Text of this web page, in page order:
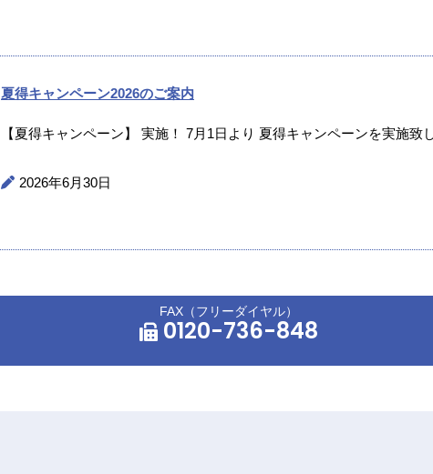
夏得キャンペーン2026のご案内
【夏得キャンペーン】 実施！ 7月1日より 夏得キャンペーンを実施致
2026年6月30日
FAX（フリーダイヤル）
0120-736-848